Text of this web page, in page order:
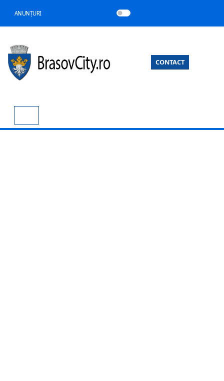
ANUNȚURI
CONTACT